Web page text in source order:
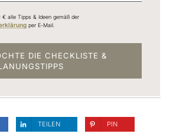
€ alle Tipps & Ideen gemäß der
per E-Mail.
DIE CHECKLISTE &
TEILEN PIN